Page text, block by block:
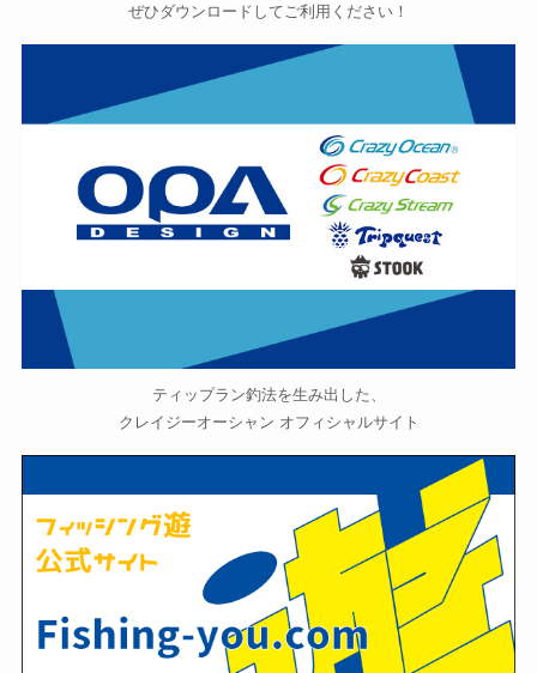
ぜひダウンロードしてご利用ください！
ティップラン釣法を生み出した、
クレイジーオーシャン オフィシャルサイト